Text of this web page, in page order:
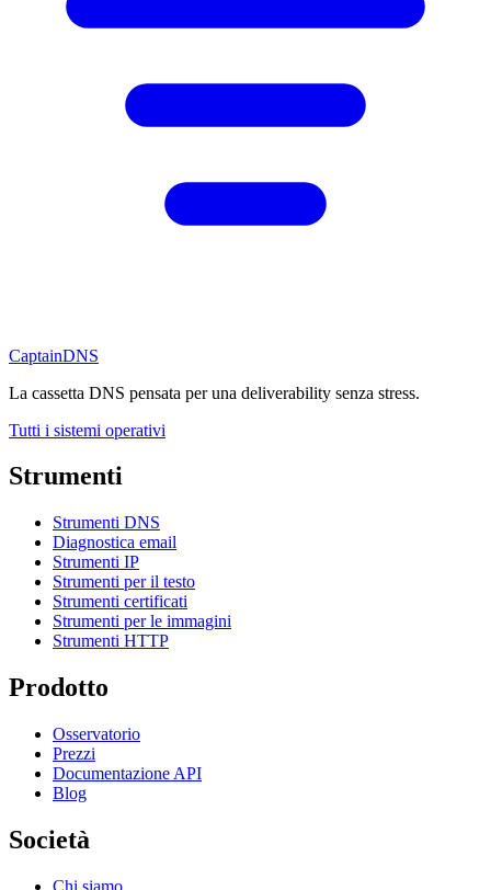
CaptainDNS
La cassetta DNS pensata per una deliverability senza stress.
Tutti i sistemi operativi
Strumenti
Strumenti DNS
Diagnostica email
Strumenti IP
Strumenti per il testo
Strumenti certificati
Strumenti per le immagini
Strumenti HTTP
Prodotto
Osservatorio
Prezzi
Documentazione API
Blog
Società
Chi siamo